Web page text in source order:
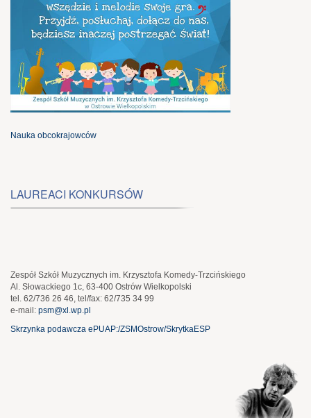
Nauka obcokrajowców
LAUREACI KONKURSÓW
Zespół Szkół Muzycznych im. Krzysztofa Komedy-Trzcińskiego
Al. Słowackiego 1c, 63-400 Ostrów Wielkopolski
tel. 62/736 26 46, tel/fax: 62/735 34 99
e-mail: psm@xl.wp.pl
Skrzynka podawcza ePUAP:/ZSMOstrow/SkrytkaESP